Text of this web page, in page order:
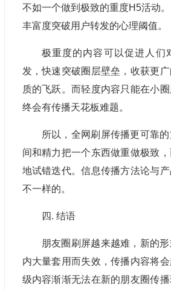
不如一个做到极致的重度H5活动
丰富度突破用户转发的心理阈值。
极重度的内容可以促进人们
发，快速突破圈层壁垒，收获更
质的飞跃。而轻度内容只能在小
终会有传播天花板难题。
所以，全网刷屏传播更可靠
间和精力把一个东西做重做极致
地试错迭代。信息传播方法论与
不一样的。
四. 结语
朋友圈刷屏越来越难，新的
内大量套用而失效，传播内容将
级内容渐渐无法在新的朋友圈传播